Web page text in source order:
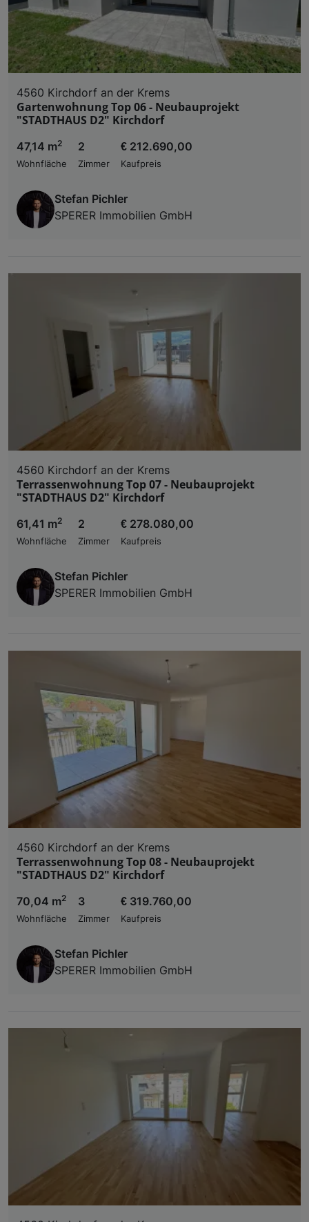
4560 Kirchdorf an der Krems
Gartenwohnung Top 06 - Neubauprojekt
"STADTHAUS D2" Kirchdorf
47,14 m2
Wohnfläche
2
Zimmer
€ 212.690,00
Kaufpreis
Stefan Pichler
SPERER Immobilien GmbH
4560 Kirchdorf an der Krems
Terrassenwohnung Top 07 - Neubauprojekt
"STADTHAUS D2" Kirchdorf
61,41 m2
Wohnfläche
2
Zimmer
€ 278.080,00
Kaufpreis
Stefan Pichler
SPERER Immobilien GmbH
4560 Kirchdorf an der Krems
Terrassenwohnung Top 08 - Neubauprojekt
"STADTHAUS D2" Kirchdorf
70,04 m2
Wohnfläche
3
Zimmer
€ 319.760,00
Kaufpreis
Stefan Pichler
SPERER Immobilien GmbH